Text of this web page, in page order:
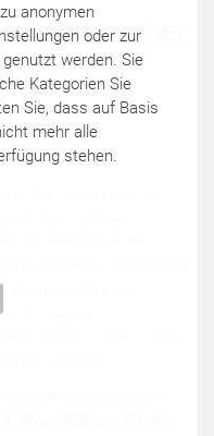
Loscher
Artist Julian Loscher
Animals“ auf der
Unsere bekannten
Light» in der
installierte
nutzen.
unserer ersten
anonymen
oder zur
werden. Sie
Kategorien Sie
Sie, dass auf Basis
mehr alle
stehen.